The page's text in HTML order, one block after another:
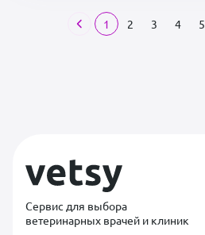
1 2 3 4 5
Сервис для выбора
ветеринарных врачей и клиник